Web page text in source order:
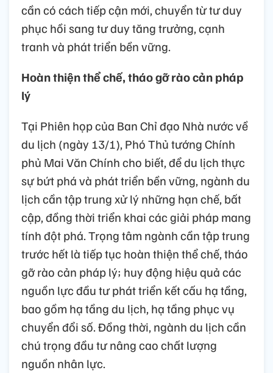
cần có cách tiếp cận mới, chuyển từ tư duy
phục hồi sang tư duy tăng trưởng, cạnh
tranh và phát triển bền vững.
Hoàn thiện thể chế, tháo gỡ rào cản pháp
lý
Tại Phiên họp của Ban Chỉ đạo Nhà nước về
du lịch (ngày 13/1), Phó Thủ tướng Chính
phủ Mai Văn Chính cho biết, để du lịch thực
sự bứt phá và phát triển bền vững, ngành du
lịch cần tập trung xử lý những hạn chế, bất
cập, đồng thời triển khai các giải pháp mang
tính đột phá. Trọng tâm ngành cần tập trung
trước hết là tiếp tục hoàn thiện thể chế, tháo
gỡ rào cản pháp lý; huy động hiệu quả các
nguồn lực đầu tư phát triển kết cấu hạ tầng,
bao gồm hạ tầng du lịch, hạ tầng phục vụ
chuyển đổi số. Đồng thời, ngành du lịch cần
chú trọng đầu tư nâng cao chất lượng
nguồn nhân lực.